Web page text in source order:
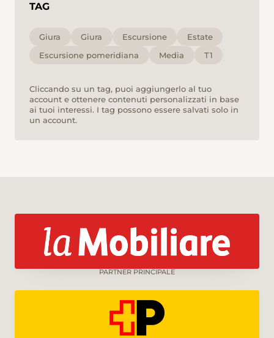
TAG
Giura Giura Escursione
Estate
Escursione pomeridiana
Media T1
Cliccando su un tag, puoi aggiungerlo al tuo
account e ottenere contenuti personalizzati in base
ai tuoi interessi. I tag possono essere salvati solo in
un account.
PARTNER PRINCIPALE